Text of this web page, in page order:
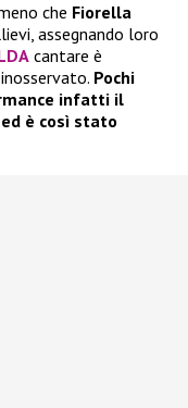
che Fiorella
assegnando loro
cantare è
Pochi
infatti il
è così stato